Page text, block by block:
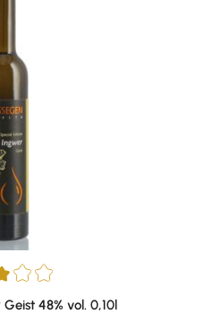
von 3 von 5 Sternen
48% vol. 0,10l